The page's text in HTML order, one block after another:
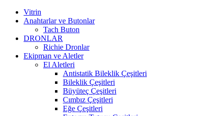
Vitrin
Anahtarlar ve Butonlar
Tach Buton
DRONLAR
Richie Dronlar
Ekipman ve Aletler
El Aletleri
Antistatik Bileklik Çeşitleri
Bileklik Çeşitleri
Büyüteç Çeşitleri
Cımbız Çeşitleri
Eğe Çeşitleri